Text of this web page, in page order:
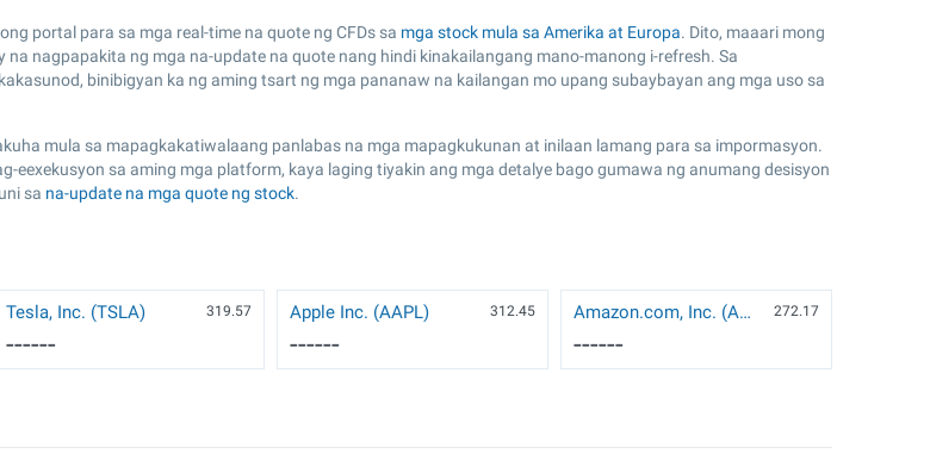
portal para sa mga real-time na quote ng CFDs sa mga stock mula sa Amerika at Europa. Dito, maaari mong
nagpapakita ng mga na-update na quote nang hindi kinakailangang mano-manong i-refresh. Sa
binibigyan ka ng aming tsart ng mga pananaw na kailangan mo upang subaybayan ang mga uso sa
mula sa mapagkakatiwalaang panlabas na mga mapagkukunan at inilaan lamang para sa impormasyon.
sa aming mga platform, kaya laging tiyakin ang mga detalye bago gumawa ng anumang desisyon
sa na-update na mga quote ng stock.
Tesla, Inc. (TSLA) 319.57
------
Apple Inc. (AAPL) 312.45
------
Amazon.com, Inc. (AMZN) 272.17
------